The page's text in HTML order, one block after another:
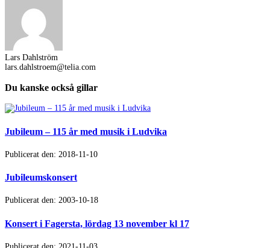
Lars Dahlström
lars.dahlstroem@telia.com
Du kanske också gillar
Jubileum – 115 år med musik i Ludvika
Publicerat den: 2018-11-10
Jubileumskonsert
Publicerat den: 2003-10-18
Konsert i Fagersta, lördag 13 november kl 17